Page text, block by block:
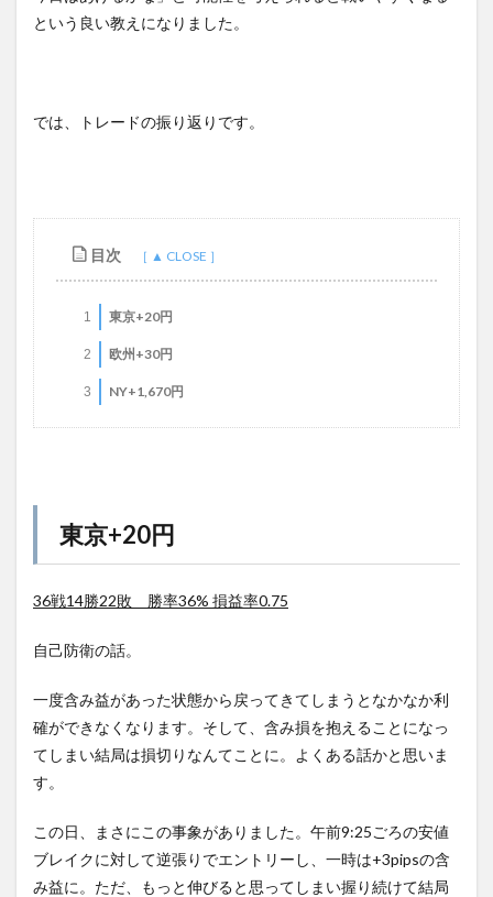
という良い教えになりました。
では、トレードの振り返りです。
目次
1 東京+20円
2 欧州+30円
3 NY+1,670円
東京+20円
36戦14勝22敗 勝率36% 損益率0.75
自己防衛の話。
一度含み益があった状態から戻ってきてしまうとなかなか利
確ができなくなります。そして、含み損を抱えることになっ
てしまい結局は損切りなんてことに。よくある話かと思いま
す。
この日、まさにこの事象がありました。午前9:25ごろの安値
ブレイクに対して逆張りでエントリーし、一時は+3pipsの含
み益に。ただ、もっと伸びると思ってしまい握り続けて結局